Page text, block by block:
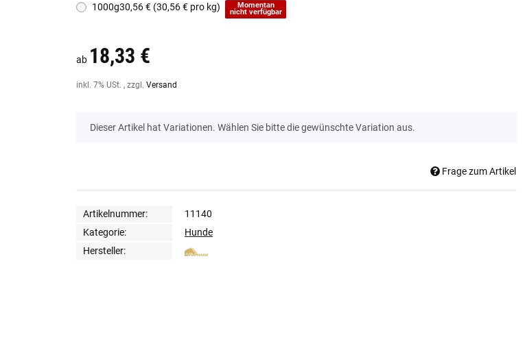
1000g30,56 € (30,56 € pro kg) Momentan
nicht verfügbar
ab 18,33 €
inkl. 7% USt. , zzgl. Versand
x
Dieser Artikel hat Variationen. Wählen Sie bitte die gewünschte Variation aus.
Frage zum Artikel
Artikelnummer:
11140
Kategorie:
Hunde
Hersteller: